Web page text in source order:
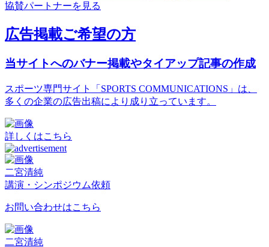
協賛パートナーを見る
広告掲載ご希望の方
当サイトへのバナー掲載やタイアップ記事の作成
スポーツ専門サイト「SPORTS COMMUNICATIONS」は、
多くの企業の広告出稿により成り立っています。
詳しくはこちら
二宮清純
講演・シンポジウム依頼
お問い合わせはこちら
二宮清純